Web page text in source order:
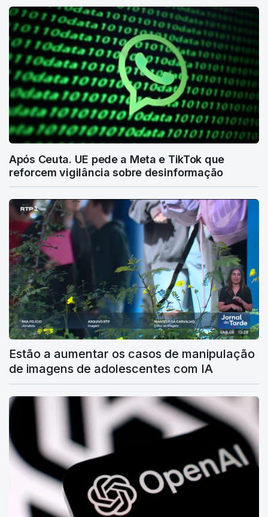
Após Ceuta. UE pede a Meta e TikTok que
reforcem vigilância sobre desinformação
Estão a aumentar os casos de manipulação
de imagens de adolescentes com IA